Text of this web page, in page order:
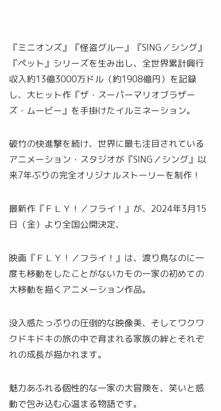
『ミニオンズ』『怪盗グルー』『SING／シング』
『ペット』シリーズを生み出し、全世界累計興行
収入約13億3000万ドル（約1908億円）を記録
し、大ヒット作『ザ・スーパーマリオブラザー
ズ・ムービー』を手掛けたイルミネーション。
破竹の快進撃を続け、世界に最も注目されている
アニメーション・スタジオが『SING／シング』以
来7年ぶりの完全オリジナルストーリーを制作！
最新作『ＦＬＹ！／フライ！』が、2024年3月15
日（金）より全国公開決定、
映画『ＦＬＹ！／フライ！』は、渡り鳥なのに一
度も移動をしたことがないカモの一家の初めての
大移動を描くアニメーション作品。
没入感たっぷりの圧倒的な映像美、そしてワクワ
クドキドキの旅の中で育まれる家族の絆とそれぞ
れの成長が描かれます。
魅力あふれる個性的な一家の大冒険を、笑いと感
動で包み込む心温まる物語です。